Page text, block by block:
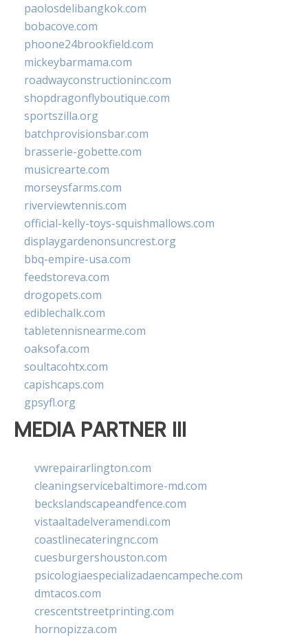
paolosdelibangkok.com
bobacove.com
phoone24brookfield.com
mickeybarmama.com
roadwayconstructioninc.com
shopdragonflyboutique.com
sportszilla.org
batchprovisionsbar.com
brasserie-gobette.com
musicrearte.com
morseysfarms.com
riverviewtennis.com
official-kelly-toys-squishmallows.com
displaygardenonsuncrest.org
bbq-empire-usa.com
feedstoreva.com
drogopets.com
ediblechalk.com
tabletennisnearme.com
oaksofa.com
soultacohtx.com
capishcaps.com
gpsyfl.org
MEDIA PARTNER III
vwrepairarlington.com
cleaningservicebaltimore-md.com
beckslandscapeandfence.com
vistaaltadelveramendi.com
coastlinecateringnc.com
cuesburgershouston.com
psicologiaespecializadaencampeche.com
dmtacos.com
crescentstreetprinting.com
hornopizza.com